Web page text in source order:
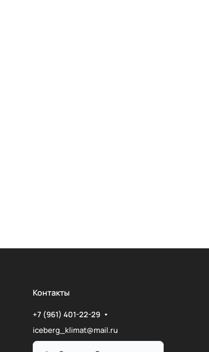
Контакты
+7 (961) 401-22-29
iceberg_klimat@mail.ru